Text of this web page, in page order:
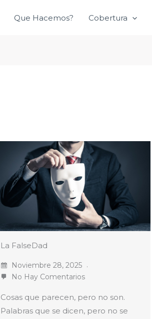
Que Hacemos? Cobertura
La FalseDad
Noviembre 28, 2025
No Hay Comentarios
Cosas que parecen, pero no son.
Palabras que se dicen, pero no se